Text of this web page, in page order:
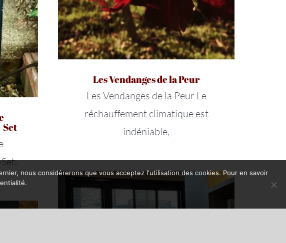
Les Vendanges de la Peur
Les Vendanges de la Peur Le
réchauffement climatique est
indéniable,
nous considérerons que vous acceptez l'utilisation des cookies. Pour en savoir
.